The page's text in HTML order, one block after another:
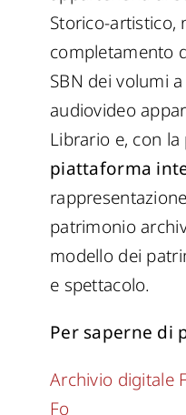
Storico-artistico,
completamento
SBN dei volumi
audiovideo
Librario e, con
piattaforma
patrimonio
modello dei
e spettacolo.
Per saperne di
Archivio digitale
Fo